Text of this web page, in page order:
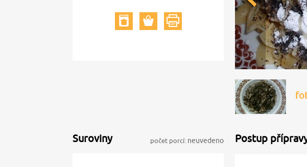
Suroviny počet porcí: neuvedeno Postup